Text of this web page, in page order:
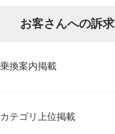
お客さんへの訴求
乗換案内掲載
カテゴリ上位掲載